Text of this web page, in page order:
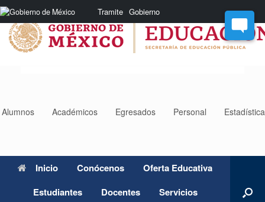
Nota:
este
sitio
web
incluye
Tramite Gobierno
Saltar
al
contenido
Alumnos Académicos Egresados Personal
Inicio Conócenos
Oferta Educativa
Estudiantes
Docentes
Servicios